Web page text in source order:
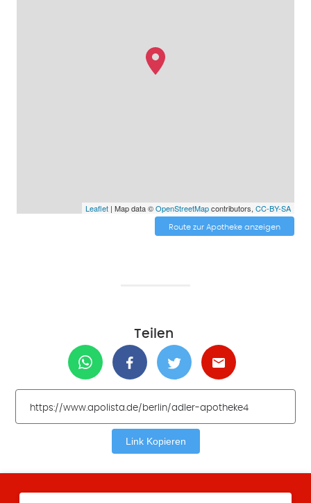
Leaflet| Map data ©OpenStreetMapcontributors, CC-BY-SA
Route zur Apotheke anzeigen
Teilen
Link Kopieren